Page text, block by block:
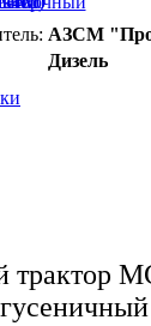
АЗСМ
Дизель
трактор